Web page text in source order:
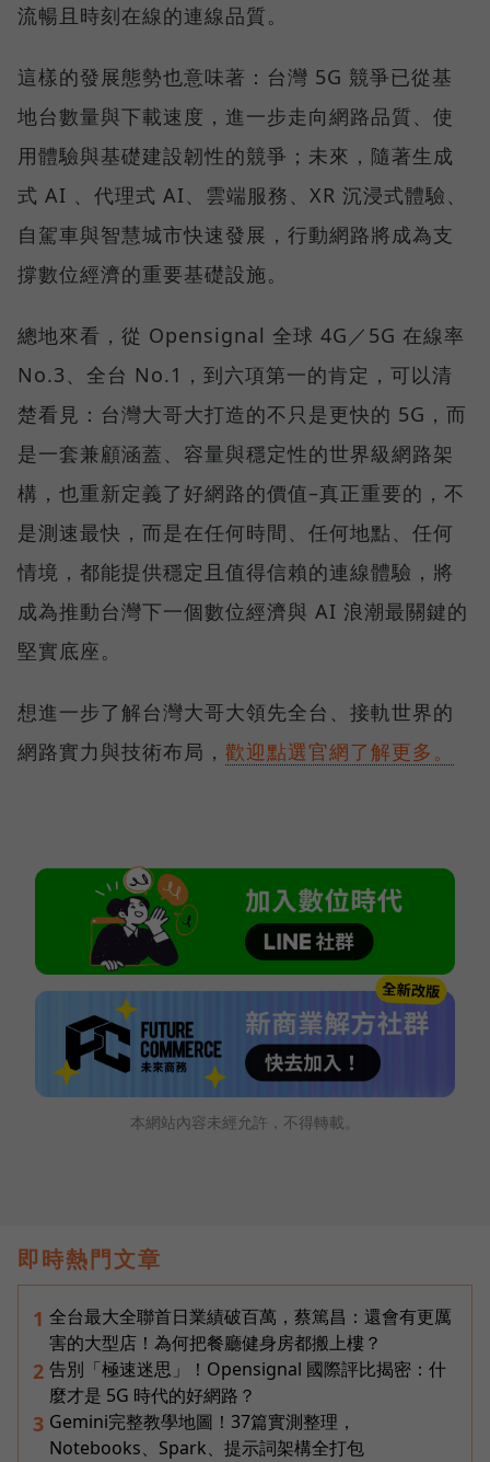
流暢且時刻在線的連線品質。
這樣的發展態勢也意味著：台灣 5G 競爭已從基
地台數量與下載速度，進一步走向網路品質、使
用體驗與基礎建設韌性的競爭；未來，隨著生成
式 AI 、代理式 AI、雲端服務、XR 沉浸式體驗、
自駕車與智慧城市快速發展，行動網路將成為支
撐數位經濟的重要基礎設施。
總地來看，從 Opensignal 全球 4G／5G 在線率
No.3、全台 No.1，到六項第一的肯定，可以清
楚看見：台灣大哥大打造的不只是更快的 5G，而
是一套兼顧涵蓋、容量與穩定性的世界級網路架
構，也重新定義了好網路的價值–真正重要的，不
是測速最快，而是在任何時間、任何地點、任何
情境，都能提供穩定且值得信賴的連線體驗，將
成為推動台灣下一個數位經濟與 AI 浪潮最關鍵的
堅實底座。
想進一步了解台灣大哥大領先全台、接軌世界的
網路實力與技術布局， 歡迎點選官網了解更多。
本網站內容未經允許，不得轉載。
即時熱門文章
1 全台最大全聯首日業績破百萬，蔡篤昌：還會有更厲
害的大型店！為何把餐廳健身房都搬上樓？
2 告別「極速迷思」！Opensignal 國際評比揭密：什
麼才是 5G 時代的好網路？
3 Gemini完整教學地圖！37篇實測整理，
Notebooks、Spark、提示詞架構全打包